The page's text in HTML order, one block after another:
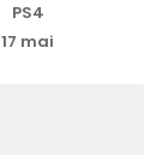
PS4
17 mai